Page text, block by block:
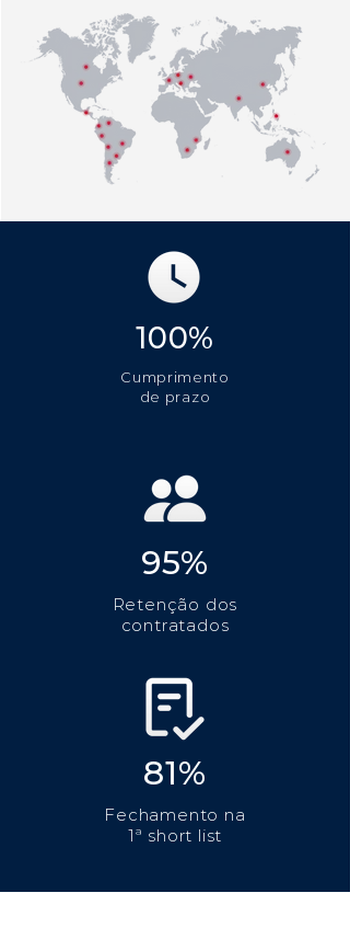
100%
Cumprimento
de prazo
95%
Retenção dos
contratados
81%
Fechamento na
1ª short list